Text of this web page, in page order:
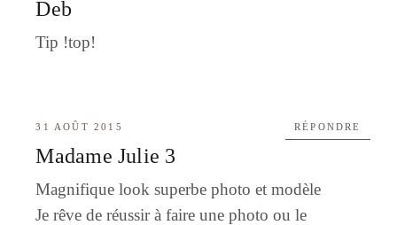
Deb
Tip !top!
31 AOÛT 2015
Madame Julie 3
Magnifique look superbe photo et modèle
Je rêve de réussir à faire une photo ou le
RÉPONDRE